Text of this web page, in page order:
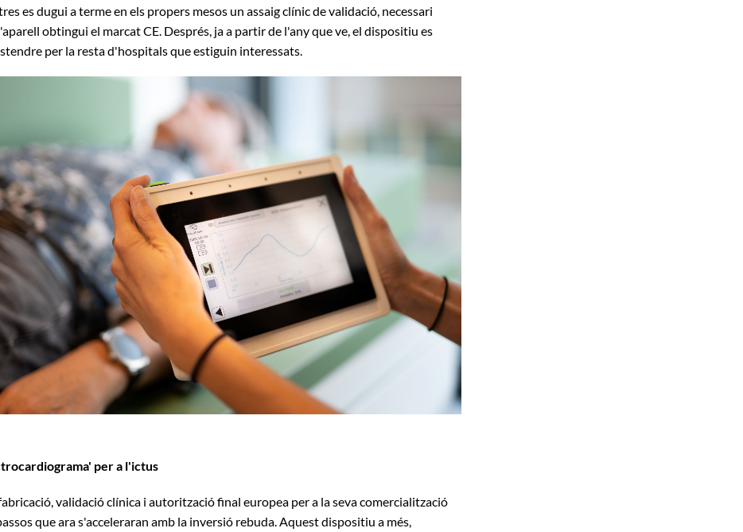
es dugui a terme en els propers mesos un assaig clínic de validació, necessari
obtingui el marcat CE. Després, ja a partir de l'any que ve, el dispositiu es
per la resta d'hospitals que estiguin interessats.
per a l'ictus
validació clínica i autorització final europea per a la seva comercialització
que ara s'acceleraran amb la inversió rebuda. Aquest dispositiu a més,